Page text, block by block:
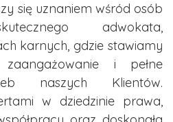
się uznaniem wśród osób
adwokata,
karnych, gdzie stawiamy
i pełne
naszych Klientów.
w dziedzinie prawa,